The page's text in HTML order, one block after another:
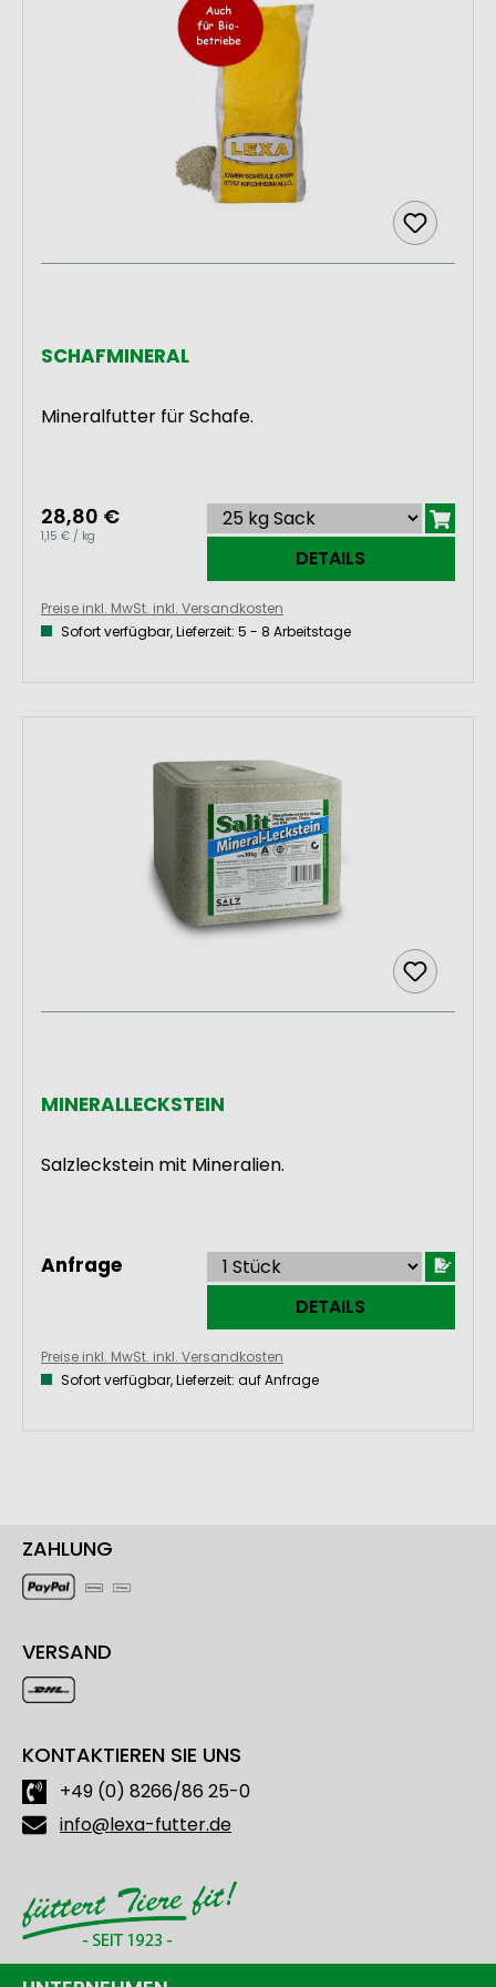
optimale Rationsgestaltung
kontaktieren! Sie können bei uns auch
Sondermischungen beziehen. Fragen Sie
diesbezüglich gerne unsere Mitarbeiter.
Jetzt Schaffutter online
die ökologische Schafhaltung einsetzbar.
abgestimmt auf ihre Tiere und bestellen
über das Kontaktformular, per Telefon
und E-Mail-Kontakt mit uns auf!
SCHAFMINERAL
Mineralfutter für Schafe.
28,80 €
1,15 € / kg
DETAILS
Preise inkl. MwSt. inkl. Versandkosten
Sofort verfügbar, Lieferzeit: 5 - 8 Arbeitstage
MINERALLECKSTEIN
Salzleckstein mit Mineralien.
Anfrage
DETAILS
Preise inkl. MwSt. inkl. Versandkosten
Sofort verfügbar, Lieferzeit: auf Anfrage
ZAHLUNG
VERSAND
KONTAKTIEREN SIE UNS
+49 (0) 8266/86 25-0
info@lexa-futter.de